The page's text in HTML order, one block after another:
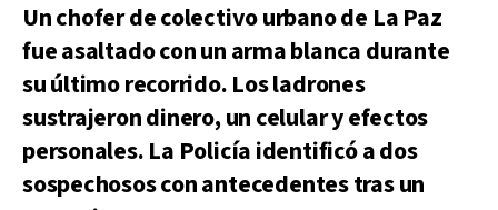
Un chofer de colectivo urbano de La Paz
fue asaltado con un arma blanca durante
su último recorrido. Los ladrones
sustrajeron dinero, un celular y efectos
personales. La Policía identificó a dos
sospechosos con antecedentes tras un